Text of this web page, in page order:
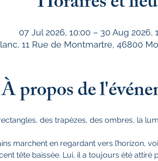
07 Jul 2026, 10:00 – 30 Aug 2026,
11 Rue de Montmartre, 46800
À propos de
des trapèzes, des ombres, la
marchent en regardant vers l’horizon,
tête baissée. Lui, il a toujours été attiré